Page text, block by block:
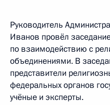
Руководитель
Иванов провёл
по взаимодействию с
объединениями. В
представители
федеральных органов
учёные и эксперты.